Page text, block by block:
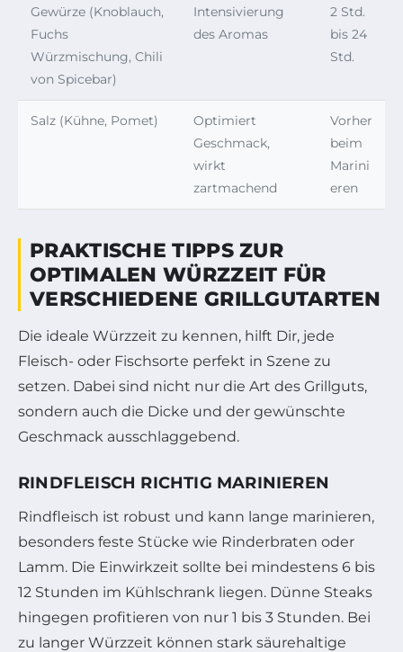
Gewürze (Knoblauch,
Fuchs
Würzmischung, Chili
von Spicebar)
Intensivierung
des Aromas
2 Std.
bis 24
Std.
Salz (Kühne, Pomet)
Optimiert
Geschmack,
wirkt
zartmachend
Vorher
beim
Marini
eren
PRAKTISCHE TIPPS ZUR
OPTIMALEN WÜRZZEIT FÜR
VERSCHIEDENE GRILLGUTARTEN
Die ideale Würzzeit zu kennen, hilft Dir, jede
Fleisch- oder Fischsorte perfekt in Szene zu
setzen. Dabei sind nicht nur die Art des Grillguts,
sondern auch die Dicke und der gewünschte
Geschmack ausschlaggebend.
RINDFLEISCH RICHTIG MARINIEREN
Rindfleisch ist robust und kann lange marinieren,
besonders feste Stücke wie Rinderbraten oder
Lamm. Die Einwirkzeit sollte bei mindestens 6 bis
12 Stunden im Kühlschrank liegen. Dünne Steaks
hingegen profitieren von nur 1 bis 3 Stunden. Bei
zu langer Würzzeit können stark säurehaltige